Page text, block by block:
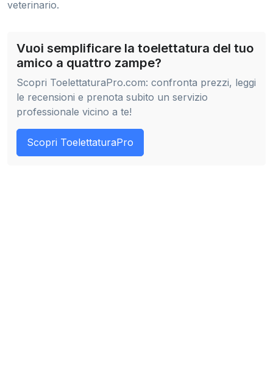
veterinario.
Vuoi semplificare la toelettatura del tuo
amico a quattro zampe?
Scopri ToelettaturaPro.com: confronta prezzi, leggi
le recensioni e prenota subito un servizio
professionale vicino a te!
Scopri ToelettaturaPro